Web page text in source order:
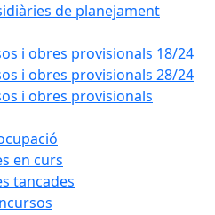
de planejament
i obres provisionals 18/24
i obres provisionals 28/24
i obres provisionals
en curs
tancades